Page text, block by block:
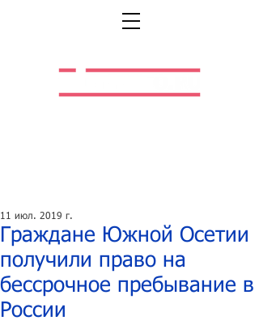
Граждане Южной Осетии
получили право на
бессрочное пребывание в
России
11 июл. 2019 г.